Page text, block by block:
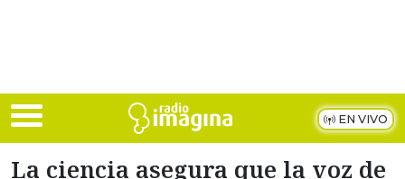
EN VIVO
La ciencia asegura que la voz de